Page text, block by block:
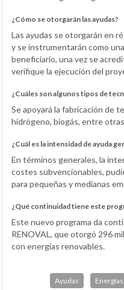
¿Cómo se otorgarán las ayudas?
Las ayudas se otorgarán en
y se instrumentarán como
beneficiario, una vez se
verifique la ejecución del
¿Cuáles son algunos tipos de
Se apoyará la fabricación de
hidrógeno, biogás, entre
¿Cuál es la intensidad de ayuda
En términos generales, la
costes subvencionables,
para pequeñas y medianas
¿Qué continuidad tiene este
Este nuevo programa da
RENOVAL, que otorgó 296
con energías renovables.
Ayudas